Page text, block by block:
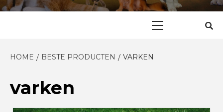
HOME BESTE PRODUCTEN VARKEN
varken